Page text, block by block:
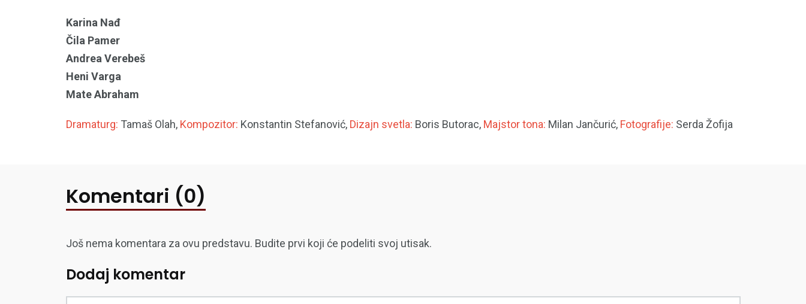
Karina Nađ
Čila Pamer
Andrea Verebeš
Heni Varga
Mate Abraham
Dramaturg: Tamaš Olah, Kompozitor: Konstantin Stefanović, Dizajn svetla: Boris Butorac, Majstor tona: Milan Jančurić, Fotografije: Serda Žofija
Komentari (0)
Još nema komentara za ovu predstavu. Budite prvi koji će podeliti svoj utisak.
Dodaj komentar